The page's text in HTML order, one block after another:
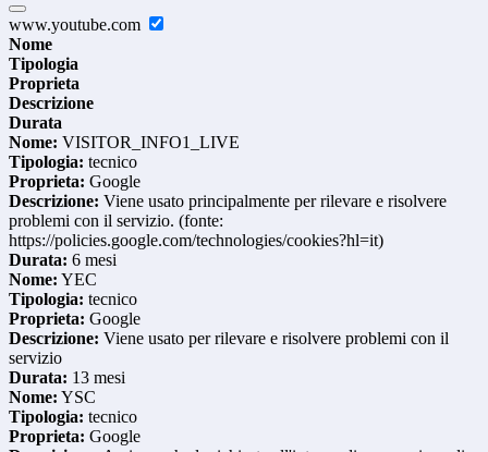
www.youtube.com
Nome
Tipologia
Proprieta
Descrizione
Durata
Nome: VISITOR_INFO1_LIVE
Tipologia: tecnico
Proprieta: Google
Descrizione: Viene usato principalmente per rilevare e risolvere
problemi con il servizio. (fonte:
https://policies.google.com/technologies/cookies?hl=it)
Durata: 6 mesi
Nome: YEC
Tipologia: tecnico
Proprieta: Google
Descrizione: Viene usato per rilevare e risolvere problemi con il
servizio
Durata: 13 mesi
Nome: YSC
Tipologia: tecnico
Proprieta: Google